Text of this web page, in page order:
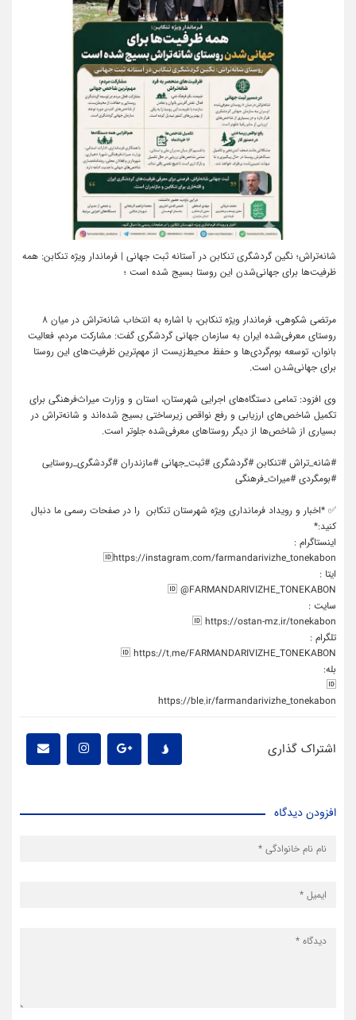
شانه‌تراش؛ نگین گردشگری تنکابن در آستانه ثبت جهانی | فرماندار ویژه تنکابن: همه
ظرفیت‌ها برای جهانی‌شدن این روستا بسیج شده است ؛
مرتضی شکوهی، فرماندار ویژه تنکابن، با اشاره به انتخاب شانه‌تراش در میان ۸
روستای معرفی‌شده ایران به سازمان جهانی گردشگری گفت: مشارکت مردم، فعالیت
بانوان، توسعه بوم‌گردی‌ها و حفظ محیط‌زیست از مهم‌ترین ظرفیت‌های این روستا
برای جهانی‌شدن است.
وی افزود: تمامی دستگاه‌های اجرایی شهرستان، استان و وزارت میراث‌فرهنگی برای
تکمیل شاخص‌های ارزیابی و رفع نواقص زیرساختی بسیج شده‌اند و شانه‌تراش در
بسیاری از شاخص‌ها از دیگر روستاهای معرفی‌شده جلوتر است.
#شانه_تراش #تنکابن #گردشگری #ثبت_جهانی #مازندران #گردشگری_روستایی
#بومگردی #میراث_فرهنگی
✅ *اخبار و رویداد فرمانداری ویژه شهرستان تنکابن را در صفحات رسمی ما دنبال
کنید:*
اینستاگرام :
🆔https://instagram.com/farmandarivizhe_tonekabon
ایتا :
🆔 @FARMANDARIVIZHE_TONEKABON
سایت :
🆔 https://ostan-mz.ir/tonekabon
تلگرام :
🆔 https://t.me/FARMANDARIVIZHE_TONEKABON
بله:
🆔
https://ble.ir/farmandarivizhe_tonekabon
اشتراک گذاری
افزودن دیدگاه